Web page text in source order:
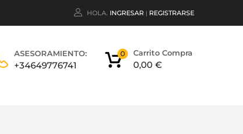
HOLA. INGRESAR | REGISTRARSE
ASESORAMIENTO:
+34649776741
Carrito Compra
0,00 €
0